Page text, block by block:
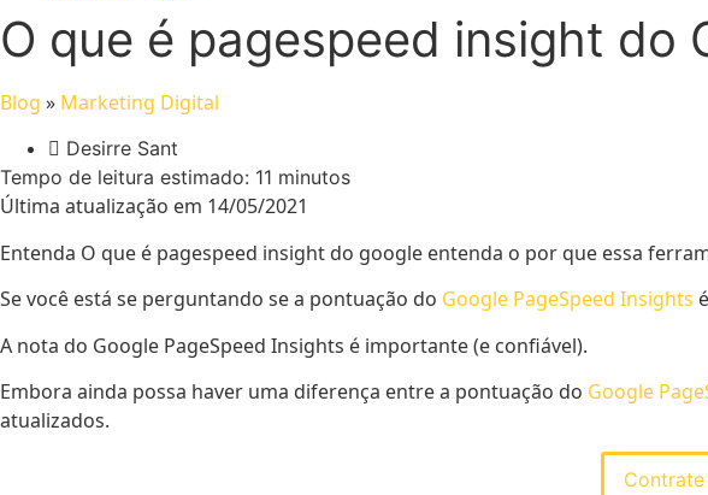
O que é pagespeed insight do
Blog » Marketing Digital
Desirre Sant
Tempo de leitura estimado: 11 minutos
Última atualização em 14/05/2021
Entenda O que é pagespeed insight do google entenda o por que essa
Se você está se perguntando se a pontuação do Google PageSpeed ​​Insights
A nota do Google PageSpeed ​​Insights é importante (e confiável).
Embora ainda possa haver uma diferença entre a pontuação do Google
atualizados.